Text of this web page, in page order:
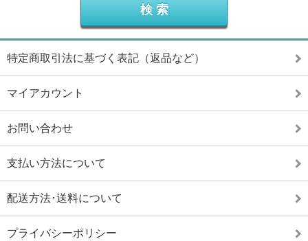
特定商取引法に基づく表記（返品など）
マイアカウント
お問い合わせ
支払い方法について
配送方法･送料について
プライバシーポリシー